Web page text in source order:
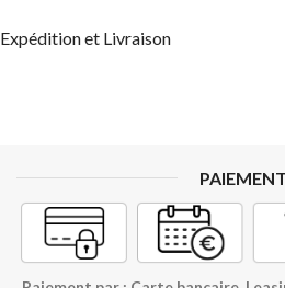
Expédition et Livraison